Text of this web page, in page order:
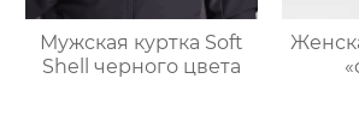
Мужская куртка Soft
Shell черного цвета